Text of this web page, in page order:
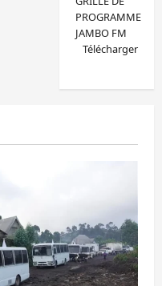
PROGRAMME
JAMBO FM
Télécharger